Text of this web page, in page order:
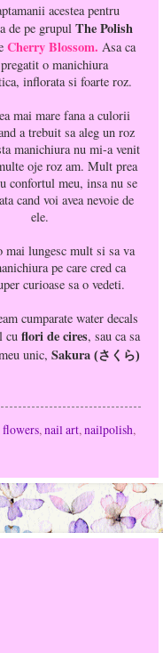
acestea pentru
de pe grupul The Polish
Cherry Blossom. Asa ca
o manichiura
inflorata si foarte roz.
mai mare fana a culorii
a trebuit sa aleg un roz
manichiura nu mi-a venit
oje roz am. Mult prea
confortul meu, insa nu se
cand voi avea nevoie de
ele.
mai lungesc mult si sa va
pe care cred ca
curioase sa o vedeti.
cumparate water decals
cu flori de cires, sau ca sa
unic,Sakura(さく ら)
flowers,nail art,nailpolish,